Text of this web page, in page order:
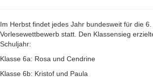
Im Herbst findet jedes Jahr bundesweit für die
Vorlesewettbewerb statt. Den Klassensieg
Schuljahr:
Klasse 6a: Rosa und Cendrine
Klasse 6b: Kristof und Paula